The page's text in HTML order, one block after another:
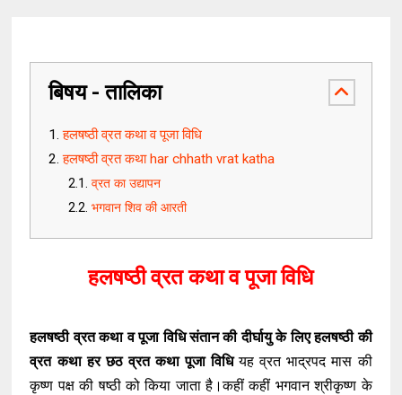
बिषय - तालिका
हलषष्ठी व्रत कथा व पूजा विधि
हलषष्ठी व्रत कथा har chhath vrat katha
व्रत का उद्यापन
भगवान शिव की आरती
हलषष्ठी व्रत कथा व पूजा विधि
हलषष्ठी व्रत कथा व पूजा विधि संतान की दीर्घायु के लिए हलषष्ठी की
व्रत कथा हर छठ व्रत कथा पूजा विधियह व्रत भाद्रपद मास की
कृष्ण पक्ष की षष्ठी को किया जाता है।कहीं कहीं भगवान श्रीकृष्ण के